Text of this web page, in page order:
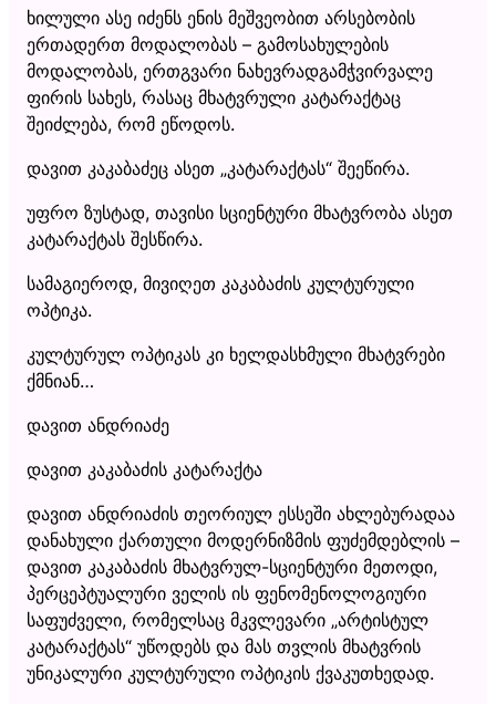
ხილული ასე იძენს ენის მეშვეობით არსებობის
ერთადერთ მოდალობას – გამოსახულების
მოდალობას, ერთგვარი ნახევრადგამჭვირვალე
ფირის სახეს, რასაც მხატვრული კატარაქტაც
შეიძლება, რომ ეწოდოს.
დავით კაკაბაძეც ასეთ „კატარაქტას“ შეეწირა.
უფრო ზუსტად, თავისი სციენტური მხატვრობა ასეთ
კატარაქტას შესწირა.
სამაგიეროდ, მივიღეთ კაკაბაძის კულტურული
ოპტიკა.
კულტურულ ოპტიკას კი ხელდასხმული მხატვრები
ქმნიან…
დავით ანდრიაძე
დავით კაკაბაძის კატარაქტა
დავით ანდრიაძის თეორიულ ესსეში ახლებურადაა
დანახული ქართული მოდერნიზმის ფუძემდებლის –
დავით კაკაბაძის მხატვრულ-სციენტური მეთოდი,
პერცეპტუალური ველის ის ფენომენოლოგიური
საფუძველი, რომელსაც მკვლევარი „არტისტულ
კატარაქტას“ უწოდებს და მას თვლის მხატვრის
უნიკალური კულტურული ოპტიკის ქვაკუთხედად.